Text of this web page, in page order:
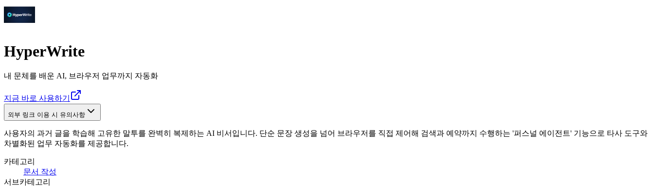
HyperWrite
내 문체를 배운 AI, 브라우저 업무까지 자동화
지금 바로 사용하기
외부 링크 이용 시 유의사항
사용자의 과거 글을 학습해 고유한 말투를 완벽히 복제하는 AI 비서입니다. 단순 문장 생성을 넘어 브라우저를 직접 제어해 검색과 예약까지 수행하는 '퍼스널 에이전트' 기능으로 타사 도구와
차별화된 업무 자동화를 제공합니다.
카테고리
문서 작성
서브카테고리